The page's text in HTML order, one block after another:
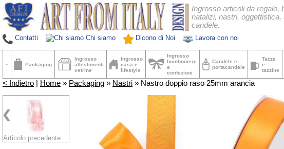
Contatti Chi siamo Dicono di Noi Lavora con noi
Ingrosso articoli da regalo,
natalizi, nastri,
candele.
Packaging
Ingrosso
allestimenti
vetrine
Ingrosso
casa e
lifestyle
Ingrosso
bomboniere
e
confezioni
Candele e
portacandele
Tazze
e
tazzine
< Indietro Home » Packaging » Nastri » Nastro doppio raso 25mm arancia
Articolo precedente